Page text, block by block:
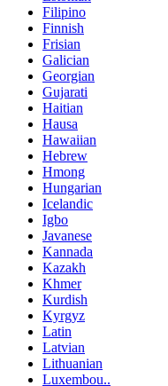
Filipino
Finnish
Frisian
Galician
Georgian
Gujarati
Haitian
Hausa
Hawaiian
Hebrew
Hmong
Hungarian
Icelandic
Igbo
Javanese
Kannada
Kazakh
Khmer
Kurdish
Kyrgyz
Latin
Latvian
Lithuanian
Luxembou..